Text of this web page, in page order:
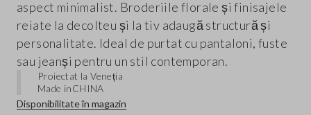
aspect minimalist. Broderiile florale și finisajele
reiate la decolteu și la tiv adaugă structură și
personalitate. Ideal de purtat cu pantaloni, fuste
sau jeanși pentru un stil contemporan.
Proiectat la Veneția
Made inCHINA
Disponibilitate în magazin